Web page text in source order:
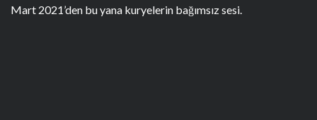
Mart 2021’den bu yana kuryelerin bağımsız sesi.